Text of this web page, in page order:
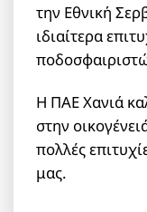
την Εθνική
ιδιαίτερα
Η ΠΑΕ Χανιά
στην
πολλές
μας.